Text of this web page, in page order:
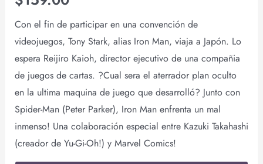
Con el fin de participar en una convención de
videojuegos, Tony Stark, alias Iron Man, viaja a Japón. Lo
espera Reijiro Kaioh, director ejecutivo de una compañia
de juegos de cartas. ?Cual sera el aterrador plan oculto
en la ultima maquina de juego que desarrolló? Junto con
Spider-Man (Peter Parker), Iron Man enfrenta un mal
inmenso! Una colaboración especial entre Kazuki Takahashi
(creador de Yu-Gi-Oh!) y Marvel Comics!